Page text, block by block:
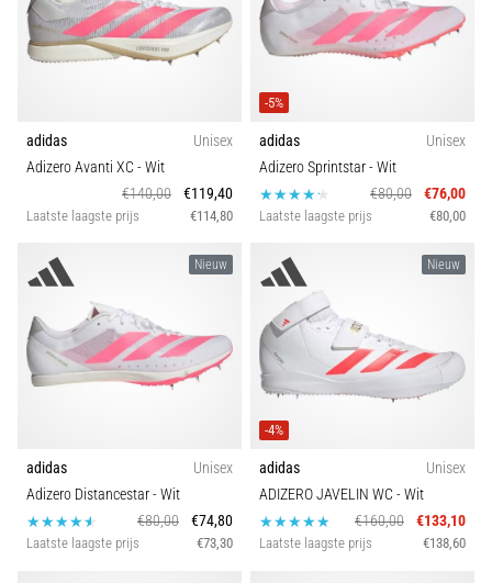
en
piepjestest:
en
hoe
voer
uit?
de
praktijk
test
run
snelheid,
wendbaarheid
en
Spike type
Kleur
Geslacht
Kenmerk
Duurzaamheid
adidas
Unisex
Adizero Avanti XC - Wit
€140,00
€119,40
Laatste laagste prijs €114,80
-5%
adidas
Unisex
Adizero Sprintstar- Wit
€80,00
€76,00
Laatste laagste prijs €80,00
Nieuw
adidas
Unisex
Adizero Distancestar- Wit
€80,00
€74,80
Laatste laagste prijs €73,30
Nieuw
-4%
adidas
Unisex
ADIZERO JAVELIN WC - Wit
€160,00
€133,10
Laatste laagste prijs €138,60